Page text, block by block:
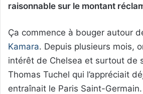
raisonnable sur le montant
Ça commence à bouger autour
Kamara. Depuis plusieurs mois,
intérêt de Chelsea et surtout de
Thomas Tuchel qui l’appréciait
entraînait le Paris Saint-